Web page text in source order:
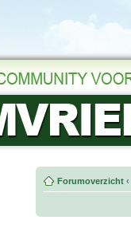
Forumoverzicht ‹